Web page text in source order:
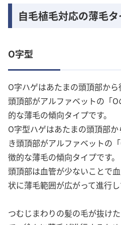
自毛植毛対応の薄毛
O字型
O字ハゲはあたまの頭頂部か
頭頂部がアルファベットの「
的な薄毛の傾向タイプです。
O字型ハゲはあたまの頭頂部
き頭頂部がアルファベットの
徴的な薄毛の傾向タイプです。
頭頂部は血管が少ないことで
状に薄毛範囲が広がって進行し
つむじまわりの髪の毛が抜け